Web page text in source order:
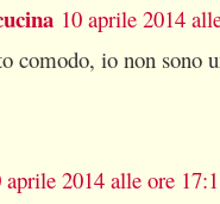
10 aprile 2014
comodo, io non sono
aprile 2014 alle ore